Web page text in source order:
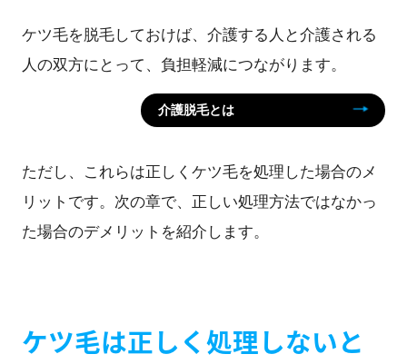
ケツ毛を脱毛しておけば、介護する人と介護される
人の双方にとって、負担軽減につながります。
介護脱毛とは
ただし、これらは正しくケツ毛を処理した場合のメ
リットです。次の章で、正しい処理方法ではなかっ
た場合のデメリットを紹介します。
ケツ毛は正しく処理しないと